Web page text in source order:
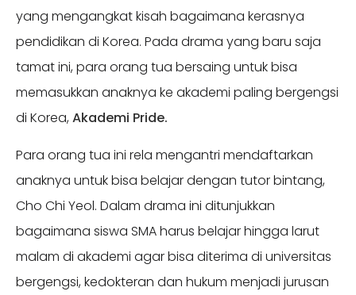
yang mengangkat kisah bagaimana kerasnya
pendidikan di Korea. Pada drama yang baru saja
tamat ini, para orang tua bersaing untuk bisa
memasukkan anaknya ke akademi paling bergengsi
di Korea,Akademi Pride.
Para orang tua ini rela mengantri mendaftarkan
anaknya untuk bisa belajar dengan tutor bintang,
Cho Chi Yeol. Dalam drama ini ditunjukkan
bagaimana siswa SMA harus belajar hingga larut
malam di akademi agar bisa diterima di universitas
bergengsi, kedokteran dan hukum menjadi jurusan